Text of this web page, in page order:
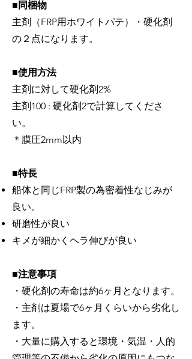
■同梱物
​主剤（FRP用ホワイトパテ）・硬化剤
の２点になります。
■使用方法
主剤に対して硬化剤2%
主剤100 : 硬化剤2で計算してくださ
い。
＊膜圧2mm以内
■特長
船体と同じFRP製の為密着性なじみが
良い。
研磨性が良い
キメが細かくヘラ伸びが良い
■注意事項
・硬化剤の寿命は約6ヶ月となります。
・主剤は夏場で6ヶ月くらいから劣化し
ます。
・大量に購入すると環境・気温・人的